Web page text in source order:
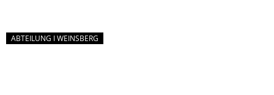
ABTEILUNG I WEINSBERG